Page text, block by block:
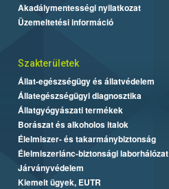
Akadálymentességi nyilatkozat
Üzemeltetési információ
Szakterületek
Állat-egészségügy és állatvédelem
Állategészségügyi diagnosztika
Állatgyógyászati termékek
Borászat és alkoholos italok
Élelmiszer- és takarmánybiztonság
Élelmiszerlánc-biztonsági laborhálózat
Járványvédelem
Kiemelt ügyek, EUTR